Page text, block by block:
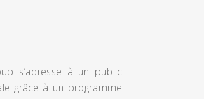
s’adresse à un public
grâce à un programme